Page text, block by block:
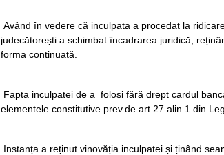
Având în vedere că inculpata a procedat la
judecătorești a schimbat încadrarea juridică,
forma continuată.
Fapta inculpatei de a folosi fără drept cardul
elementele constitutive prev.de art.27 alin.1 din
Instanța a reținut vinovăția inculpatei și ținând